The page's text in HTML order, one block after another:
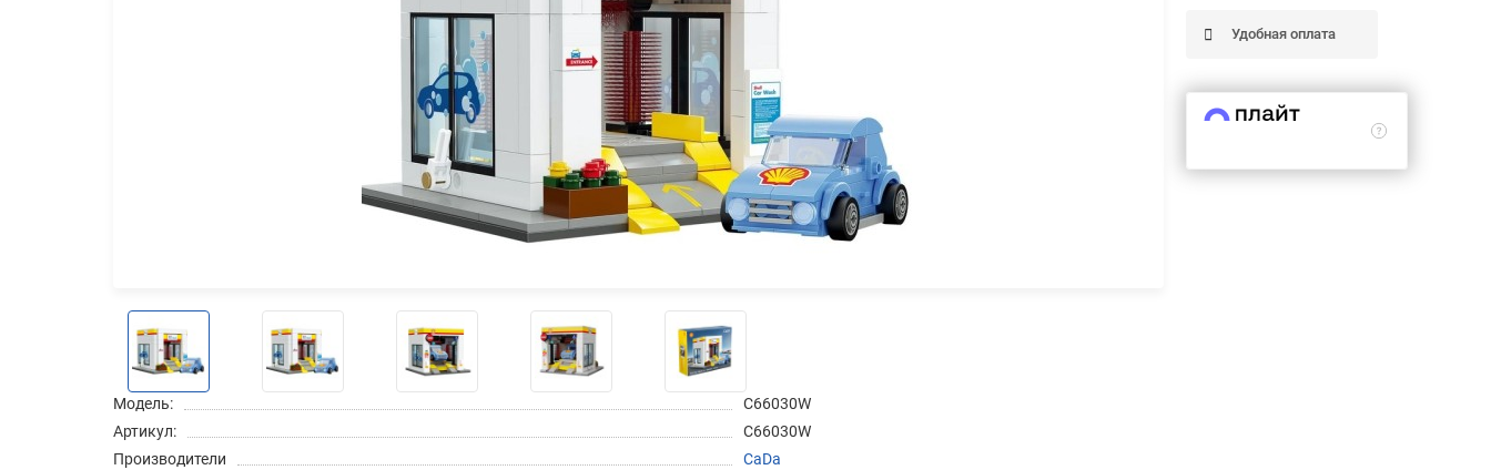
Модель:
C66030W
Артикул:
C66030W
Производители
CaDa
Удобная оплата
График платежей
Оплачивайте сегодня только
25% картой любого банка
Получайте товарвыбранный способом